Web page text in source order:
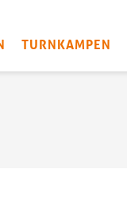
TURNKAMPEN